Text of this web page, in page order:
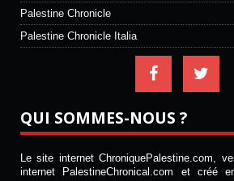
Palestine Chronicle
Palestine Chronicle Italia
QUI SOMMES-NOUS ?
Le site internet ChroniquePalestine.com,
internet PalestineChronical.com et créé